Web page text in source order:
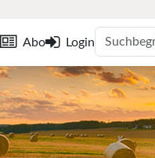
Abo Login